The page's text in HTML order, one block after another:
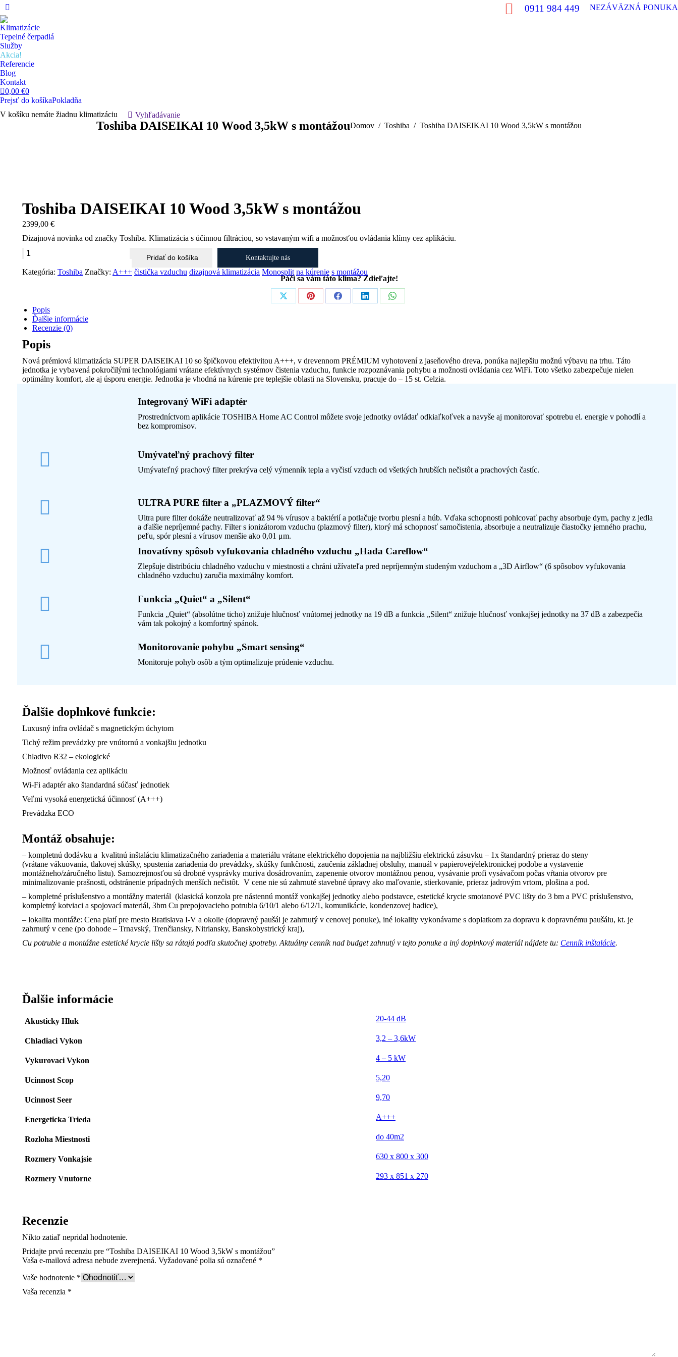
Facebook
page
opens
in
new
window
0911 984 449 NEZÁVÄZNÁ PONUKA
Klimatizácie
Tepelné čerpadlá
Služby
Akcia!
Referencie
Blog
Kontakt
0,00 €0
Prejsť do košíkaPokladňa
V košíku nemáte žiadnu klimatizáciu
Hľadanie:
Vyhľadávanie
Toshiba DAISEIKAI 10 Wood 3,5kW s montážouYou are here:
Domov Toshiba Toshiba DAISEIKAI 10 Wood 3,5kW s montážou
Toshiba DAISEIKAI 10 Wood 3,5kW s montážou
2399,00 €
Dizajnová novinka od značky Toshiba. Klimatizácia s účinnou filtráciou, so vstavaným wifi a možnosťou ovládania klímy cez aplikáciu.
množstvo
DAISEIKAI
montážou
Pridať do košíka Kontaktujte nás
Kategória: Toshiba Značky: A+++ čistička vzduchu dizajnová klimatizácia Monosplit na kúrenie s montážou
Páči sa vám táto klíma? Zdieľajte!
Share
Share
Share
Share
Share
Popis
Ďalšie informácie
Recenzie (0)
Popis
Nová prémiová klimatizácia SUPER DAISEIKAI 10 so špičkovou efektivitou A+++, v drevennom PRÉMIUM vyhotovení z jaseňového dreva, ponúka najlepšiu možnú výbavu na trhu. Táto
jednotka je vybavená pokročilými technológiami vrátane efektívnych systémov čistenia vzduchu, funkcie rozpoznávania pohybu a možnosti ovládania cez WiFi. Toto všetko zabezpečuje nielen
optimálny komfort, ale aj úsporu energie. Jednotka je vhodná na kúrenie pre teplejšie oblasti na Slovensku, pracuje do – 15 st. Celzia.
Integrovaný WiFi adaptér
Prostredníctvom aplikácie TOSHIBA Home AC Control môžete svoje jednotky ovládať odkiaľkoľvek a navyše aj monitorovať spotrebu el. energie v pohodlí a
bez kompromisov.
Umývateľný prachový filter
Umývateľný prachový filter prekrýva celý výmenník tepla a vyčistí vzduch od všetkých hrubších nečistôt a prachových častíc.
ULTRA PURE filter a „PLAZMOVÝ filter“
Ultra pure filter dokáže neutralizovať až 94 % vírusov a baktérií a potlačuje tvorbu plesní a húb. Vďaka schopnosti pohlcovať pachy absorbuje dym, pachy z jedla
a ďalšie nepríjemné pachy. Filter s ionizátorom vzduchu (plazmový filter), ktorý má schopnosť samočistenia, absorbuje a neutralizuje čiastočky jemného prachu,
peľu, spór plesní a vírusov menšie ako 0,01 μm.
Inovatívny spôsob vyfukovania chladného vzduchu „Hada Careflow“
Zlepšuje distribúciu chladného vzduchu v miestnosti a chráni užívateľa pred nepríjemným studeným vzduchom a „3D Airflow“ (6 spôsobov vyfukovania
chladného vzduchu) zaručia maximálny komfort.
Funkcia „Quiet“ a „Silent“
Funkcia „Quiet“ (absolútne ticho) znižuje hlučnosť vnútornej jednotky na 19 dB a funkcia „Silent“ znižuje hlučnosť vonkajšej jednotky na 37 dB a zabezpečia
vám tak pokojný a komfortný spánok.
Monitorovanie pohybu „Smart sensing“
Monitoruje pohyb osôb a tým optimalizuje prúdenie vzduchu.
Ďalšie doplnkové funkcie:
Luxusný infra ovládač s magnetickým úchytom
Tichý režim prevádzky pre vnútornú a vonkajšiu jednotku
Chladivo R32 – ekologické
Možnosť ovládania cez aplikáciu
Wi-Fi adaptér ako štandardná súčasť jednotiek
Veľmi vysoká energetická účinnosť (A+++)
Prevádzka ECO
Montáž obsahuje:
– kompletnú dodávku a kvalitnú inštaláciu klimatizačného zariadenia a materiálu vrátane elektrického dopojenia na najbližšiu elektrickú zásuvku – 1x štandardný prieraz do steny
(vrátane vákuovania, tlakovej skúšky, spustenia zariadenia do prevádzky, skúšky funkčnosti, zaučenia základnej obsluhy, manuál v papierovej/elektronickej podobe a vystavenie
montážneho/záručného listu). Samozrejmosťou sú drobné vysprávky muriva dosádrovaním, zapenenie otvorov montážnou penou, vysávanie profi vysávačom počas vŕtania otvorov pre
minimalizovanie prašnosti, odstránenie prípadných menších nečistôt. V cene nie sú zahrnuté stavebné úpravy ako maľovanie, stierkovanie, prieraz jadrovým vrtom, plošina a pod.
– kompletné príslušenstvo a montážny materiál (klasická konzola pre nástennú montáž vonkajšej jednotky alebo podstavce, estetické krycie smotanové PVC lišty do 3 bm a PVC príslušenstvo,
kompletný kotviaci a spojovací materiál, 3bm Cu prepojovacieho potrubia 6/10/1 alebo 6/12/1, komunikácie, kondenzovej hadice),
– lokalita montáže: Cena platí pre mesto Bratislava I-V a okolie (dopravný paušál je zahrnutý v cenovej ponuke), iné lokality vykonávame s doplatkom za dopravu k dopravnému paušálu, kt. je
zahrnutý v cene (po dohode – Trnavský, Trenčiansky, Nitriansky, Banskobystrický kraj),
Cu potrubie a montážne estetické krycie lišty sa rátajú podľa skutočnej spotreby. Aktuálny cenník nad budget zahnutý v tejto ponuke a iný doplnkový materiál nájdete tu: Cenník inštalácie.
Ďalšie informácie
Akusticky Hluk 20-44 dB
Chladiaci Vykon 3,2 – 3,6kW
Vykurovaci Vykon 4 – 5 kW
Ucinnost Scop 5,20
Ucinnost Seer 9,70
Energeticka Trieda A+++
Rozloha Miestnosti do 40m2
Rozmery Vonkajsie 630 x 800 x 300
Rozmery Vnutorne 293 x 851 x 270
Recenzie
Nikto zatiaľ nepridal hodnotenie.
Pridajte prvú recenziu pre “Toshiba DAISEIKAI 10 Wood 3,5kW s montážou”
Vaša e-mailová adresa nebude zverejnená. Vyžadované polia sú označené *
Vaše hodnotenie *
Vaša recenzia *